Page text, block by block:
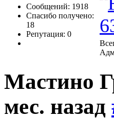
Сообщений: 1918
Спасибо получено:
18
Репутация: 0
Мастино
мес. назад